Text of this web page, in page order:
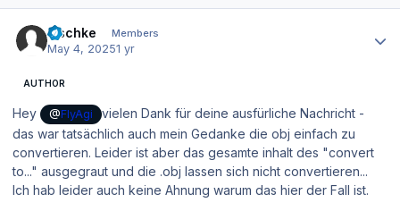
zischke Members
May 4, 20251 yr
AUTHOR
Hey @FlyAgi
vielen Dank für deine ausfürliche Nachricht -
das war tatsächlich auch mein Gedanke die obj einfach zu
convertieren. Leider ist aber das gesamte inhalt des "convert
to..." ausgegraut und die .obj lassen sich nicht convertieren...
Ich hab leider auch keine Ahnung warum das hier der Fall ist.